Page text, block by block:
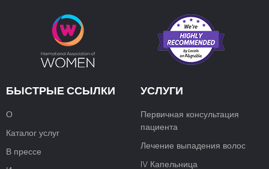
БЫСТРЫЕ ССЫЛКИ
О
Каталог услуг
В прессе
УСЛУГИ
Первичная консультация
пациента
Лечение выпадения волос
IV Капельница